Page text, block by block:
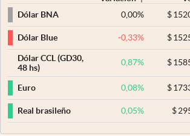
Dólar BNA
0,00% $
Dólar Blue -0,33% $
Dólar CCL (GD30,
48 hs)
0,87% $
Euro 0,08% $
Real brasileño 0,05% $